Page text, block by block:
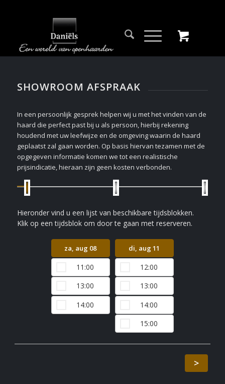
SHOWROOM AFSPRAAK
In een persoonlijk gesprek helpen wij u met het vinden van de
haard die perfect past bij u als persoon, hierbij rekening
houdend met uw leefwijze en de omgeving waarin de haard
geplaatst zal gaan worden. Op basis hiervan tezamen met de
opgegeven informatie komen we tot een realistische
prijsindicatie, hieraan zijn geen kosten verbonden.
Hieronder vind u een lijst van beschikbare tijdsblokken.
Klik op een tijdsblok om door te gaan met reserveren.
za, aug 08
11:00
13:00
14:00
di, aug 11
12:00
13:00
14:00
15:00
>